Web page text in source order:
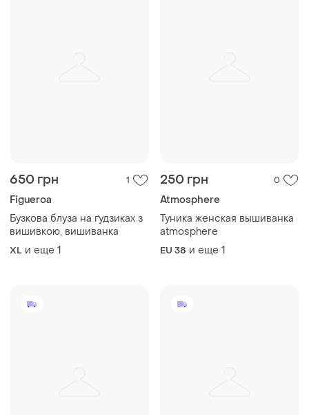
650 грн 1
Figueroa
Бузкова блуза на ґудзиках з
вишивкою, вишиванка
XL и еще 1
250 грн 0
Atmosphere
Туника женская вышиванка
atmosphere
EU 38 и еще 1